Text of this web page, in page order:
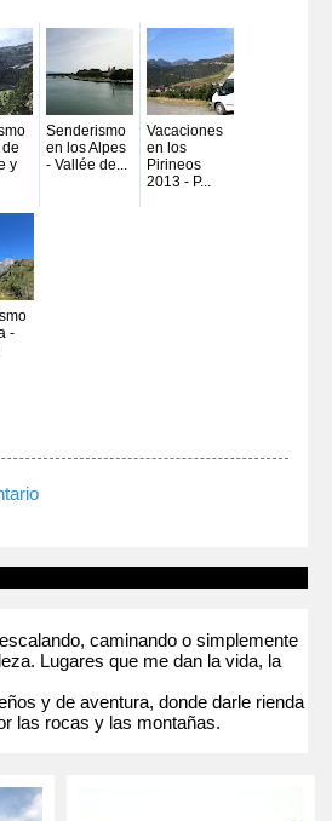
y
Senderismo
en los Alpes
- Vallée de...
Vacaciones
en los
Pirineos
2013 - P...
-
caminando o simplemente
Lugares que me dan la vida, la
y de aventura, donde darle rienda
las rocas y las montañas.